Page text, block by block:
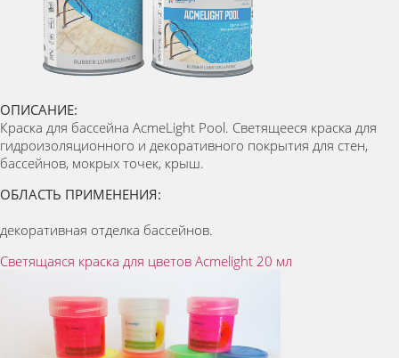
ОПИСАНИЕ:
Краска для бассейна AcmeLight Pool. Светящееся краска для
гидроизоляционного и декоративного покрытия для стен,
бассейнов, мокрых точек, крыш.
ОБЛАСТЬ ПРИМЕНЕНИЯ:
декоративная отделка бассейнов.
Светящаяся краска для цветов Acmelight 20 мл